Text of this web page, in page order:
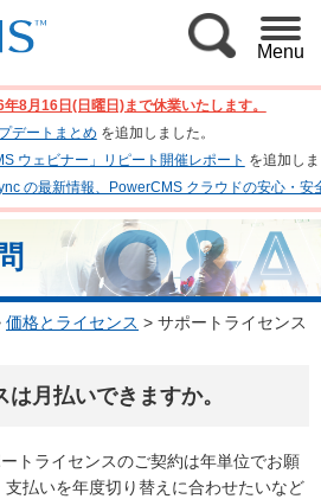
Menu
8月16日(日曜日)まで休業いたします。
デートまとめ を追加しました。
ウェビナー」リピート開催レポート を追加し
の最新情報、PowerCMS クラウドの安心・
価格とライセンス > サポートライセンス
月払いできますか。
トライセンスのご契約は年単位でお願
払いを年度切り替えに合わせたいなど